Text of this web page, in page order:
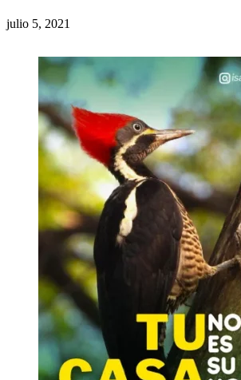
julio 5, 2021